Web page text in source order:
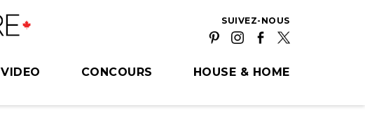
SUIVEZ-NOUS
VIDEO CONCOURS HOUSE & HOME